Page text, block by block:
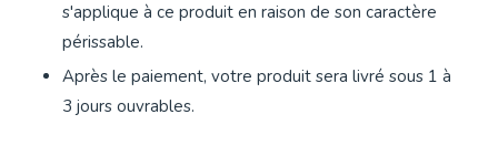
s'applique à ce produit en raison de son caractère
périssable.
Après le paiement, votre produit sera livré sous 1 à
3 jours ouvrables.